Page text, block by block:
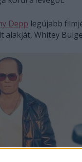
Depp legújabb
alakját, Whitey